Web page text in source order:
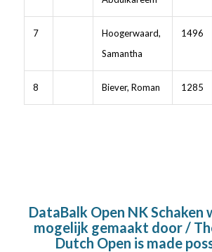
7
Hoogerwaard,
Samantha
1496
8 Biever, Roman 1285
DataBalk Open NK
mogelijk gemaakt door /
Dutch Open is made